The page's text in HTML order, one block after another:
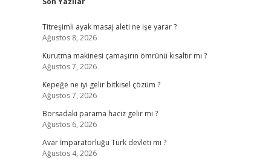
Sidebar
Titreşimli ayak masaj aleti ne işe yarar ?
Ağustos 8, 2026
Kurutma makinesi çamaşırın ömrünü kısaltır mı ?
Ağustos 7, 2026
Kepeğe ne iyi gelir bitkisel çözüm ?
Ağustos 7, 2026
Borsadaki parama haciz gelir mi ?
Ağustos 6, 2026
Avar İmparatorluğu Türk devleti mi ?
Ağustos 4, 2026